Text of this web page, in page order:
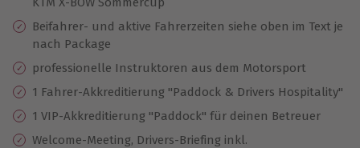
Beifahrer- und aktive Fahrerzeiten siehe oben im Text je
nach Package
professionelle Instruktoren aus dem Motorsport
1 Fahrer-Akkreditierung "Paddock & Drivers Hospitality"
1 VIP-Akkreditierung "Paddock" für deinen Betreuer
Welcome-Meeting, Drivers-Briefing inkl.